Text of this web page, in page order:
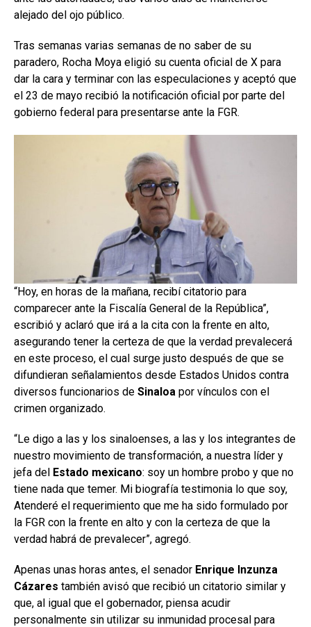
alejado del ojo público.
Tras semanas varias semanas de no saber de su
paradero, Rocha Moya eligió su cuenta oficial de X para
dar la cara y terminar con las especulaciones y aceptó que
el 23 de mayo recibió la notificación oficial por parte del
gobierno federal para presentarse ante la FGR.
“Hoy, en horas de la mañana, recibí citatorio para
comparecer ante la Fiscalía General de la República”,
escribió y aclaró que irá a la cita con la frente en alto,
asegurando tener la certeza de que la verdad prevalecerá
en este proceso, el cual surge justo después de que se
difundieran señalamientos desde Estados Unidos contra
diversos funcionarios de Sinaloa por vínculos con el
crimen organizado.
“Le digo a las y los sinaloenses, a las y los integrantes de
nuestro movimiento de transformación, a nuestra líder y
jefa del Estado mexicano: soy un hombre probo y que no
tiene nada que temer. Mi biografía testimonia lo que soy,
Atenderé el requerimiento que me ha sido formulado por
la FGR con la frente en alto y con la certeza de que la
verdad habrá de prevalecer”, agregó.
Apenas unas horas antes, el senador Enrique Inzunza
Cázares también avisó que recibió un citatorio similar y
que, al igual que el gobernador, piensa acudir
personalmente sin utilizar su inmunidad procesal para